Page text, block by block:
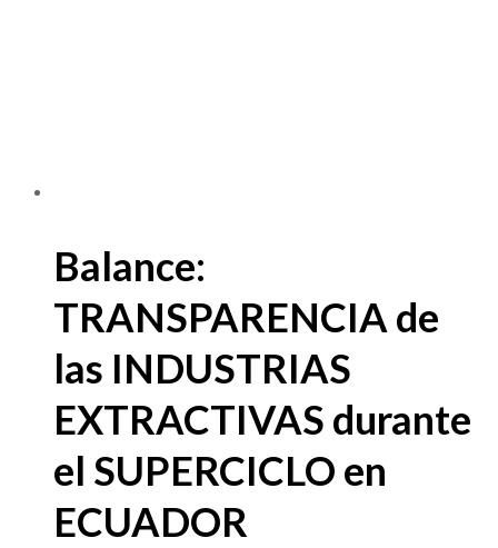
Balance:
TRANSPARENCIA de
las INDUSTRIAS
EXTRACTIVAS durante
el SUPERCICLO en
ECUADOR